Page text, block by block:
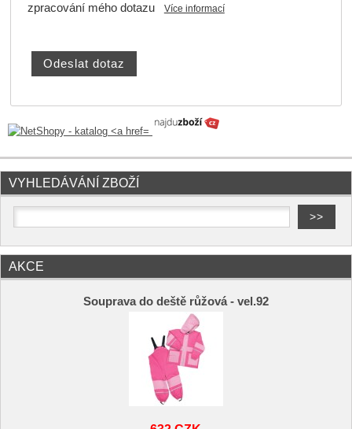
zpracování mého dotazu
Více informací
VYHLEDÁVÁNÍ ZBOŽÍ
AKCE
Souprava do deště růžová - vel.92